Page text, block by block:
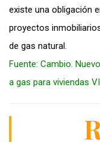
existe una obligación
proyectos
de gas natural.
Fuente: Cambio.
a gas para viviendas